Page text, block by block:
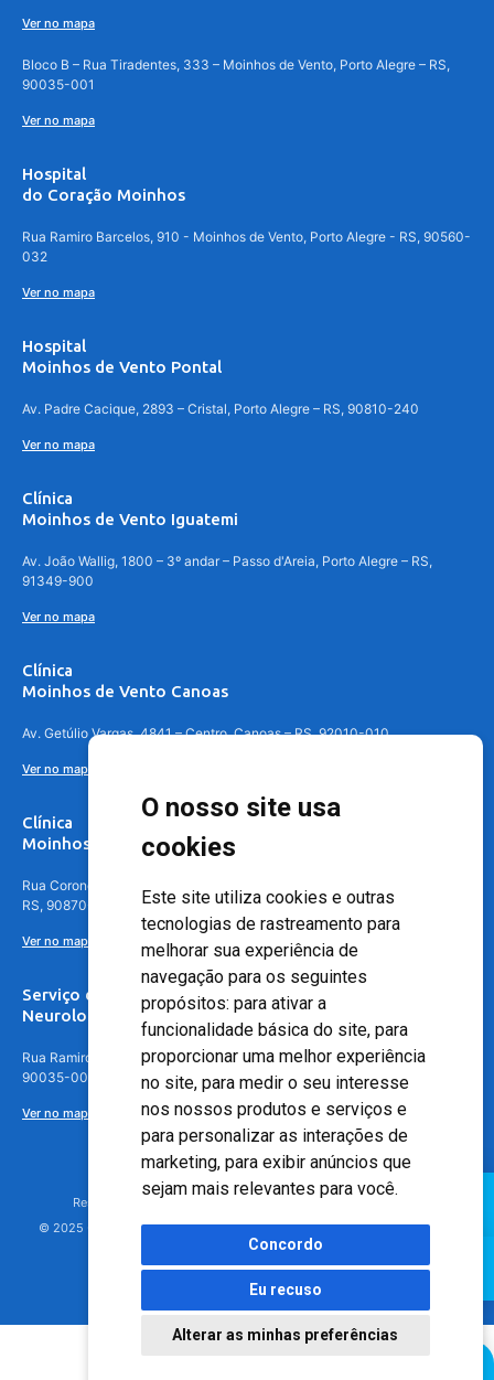
O nosso site usa
cookies
Este site utiliza cookies e outras
tecnologias de rastreamento para
melhorar sua experiência de
navegação para os seguintes
propósitos: para ativar a
funcionalidade básica do site, para
proporcionar uma melhor experiência
no site, para medir o seu interesse
nos nossos produtos e serviços e
para personalizar as interações de
marketing, para exibir anúncios que
sejam mais relevantes para você.
Concordo
Eu recuso
Alterar as minhas preferências
Ver no mapa
Bloco B – Rua Tiradentes, 333 – Moinhos de Vento, Porto Alegre – RS,
90035-001
Ver no mapa
Hospital
do Coração Moinhos
Rua Ramiro Barcelos, 910 - Moinhos de Vento, Porto Alegre - RS, 90560-
032
Ver no mapa
Hospital
Moinhos de Vento Pontal
Av. Padre Cacique, 2893 – Cristal, Porto Alegre – RS, 90810-240
Ver no mapa
Clínica
Moinhos de Vento Iguatemi
Av. João Wallig, 1800 – 3º andar – Passo d'Areia, Porto Alegre – RS,
91349-900
Ver no mapa
Clínica
Moinhos de Vento Canoas
Av. Getúlio Vargas, 4841 – Centro, Canoas – RS, 92010-010
Ver no mapa
Clínica
Moinhos de Vento - Teresópolis
Rua Coronel Aparício Borges, 250 - 3º andar - Teresópolis, Porto Alegre -
RS, 90870-016
Ver no mapa
Serviço de
Neurologia
Rua Ramiro Barcelos, 630 – 5º andar – Floresta, Porto Alegre – RS,
90035-001
Ver no mapa
Responsável Técnico: Dr. Luiz Antonio Nasi - CREMERS 11217
© 2025 - Hospital Moinhos de Vento - Registro Empresa (CRM-RS): 425